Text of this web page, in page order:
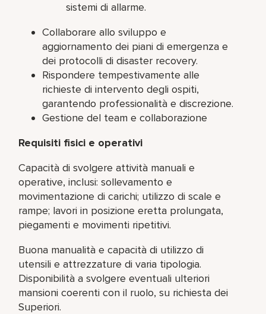
sistemi di allarme.
Collaborare allo sviluppo e
aggiornamento dei piani di emergenza e
dei protocolli di disaster recovery.
Rispondere tempestivamente alle
richieste di intervento degli ospiti,
garantendo professionalità e discrezione.
Gestione del team e collaborazione
Requisiti fisici e operativi
Capacità di svolgere attività manuali e
operative, inclusi: sollevamento e
movimentazione di carichi; utilizzo di scale e
rampe; lavori in posizione eretta prolungata,
piegamenti e movimenti ripetitivi.
Buona manualità e capacità di utilizzo di
utensili e attrezzature di varia tipologia.
Disponibilità a svolgere eventuali ulteriori
mansioni coerenti con il ruolo, su richiesta dei
Superiori.